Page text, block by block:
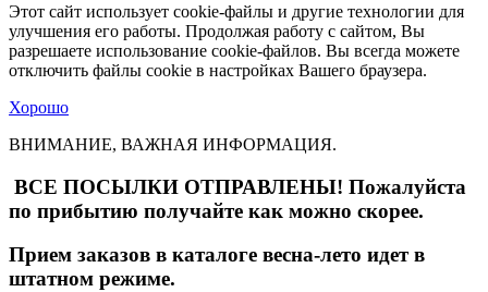
Этот сайт использует cookie-файлы и другие технологии для
улучшения его работы. Продолжая работу с сайтом, Вы
разрешаете использование cookie-файлов. Вы всегда можете
отключить файлы cookie в настройках Вашего браузера.
Хорошо
ВНИМАНИЕ, ВАЖНАЯ ИНФОРМАЦИЯ.
ВСЕ ПОСЫЛКИ ОТПРАВЛЕНЫ! Пожалуйста
по прибытию получайте как можно скорее.
Прием заказов в каталоге весна-лето идет в
штатном режиме.